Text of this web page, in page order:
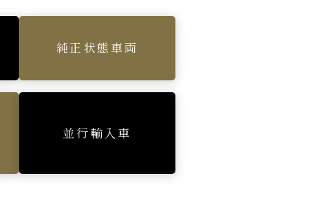
純正状態車両
並行輸入車